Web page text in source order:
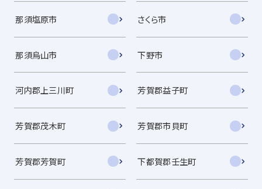
那須塩原市 さくら市
那須烏山市 下野市
河内郡上三川町 芳賀郡益子町
芳賀郡茂木町 芳賀郡市貝町
芳賀郡芳賀町 下都賀郡壬生町